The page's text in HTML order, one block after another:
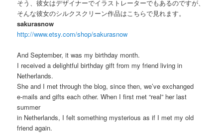
そう、彼女はデザイナーでイラストレーターでもあるのですが、
そんな彼女のシルクスクリーン作品はこちらで見れます。
sakurasnow
http://www.etsy.com/shop/sakurasnow
And September, it was my birthday month.
I received a delightful birthday gift from my friend living in
Netherlands.
She and I met through the blog, since then, we’ve exchanged
e-mails and gifts each other. When I first met “real” her last
summer
in Netherlands, I felt something mysterious as if I met my old
friend again.